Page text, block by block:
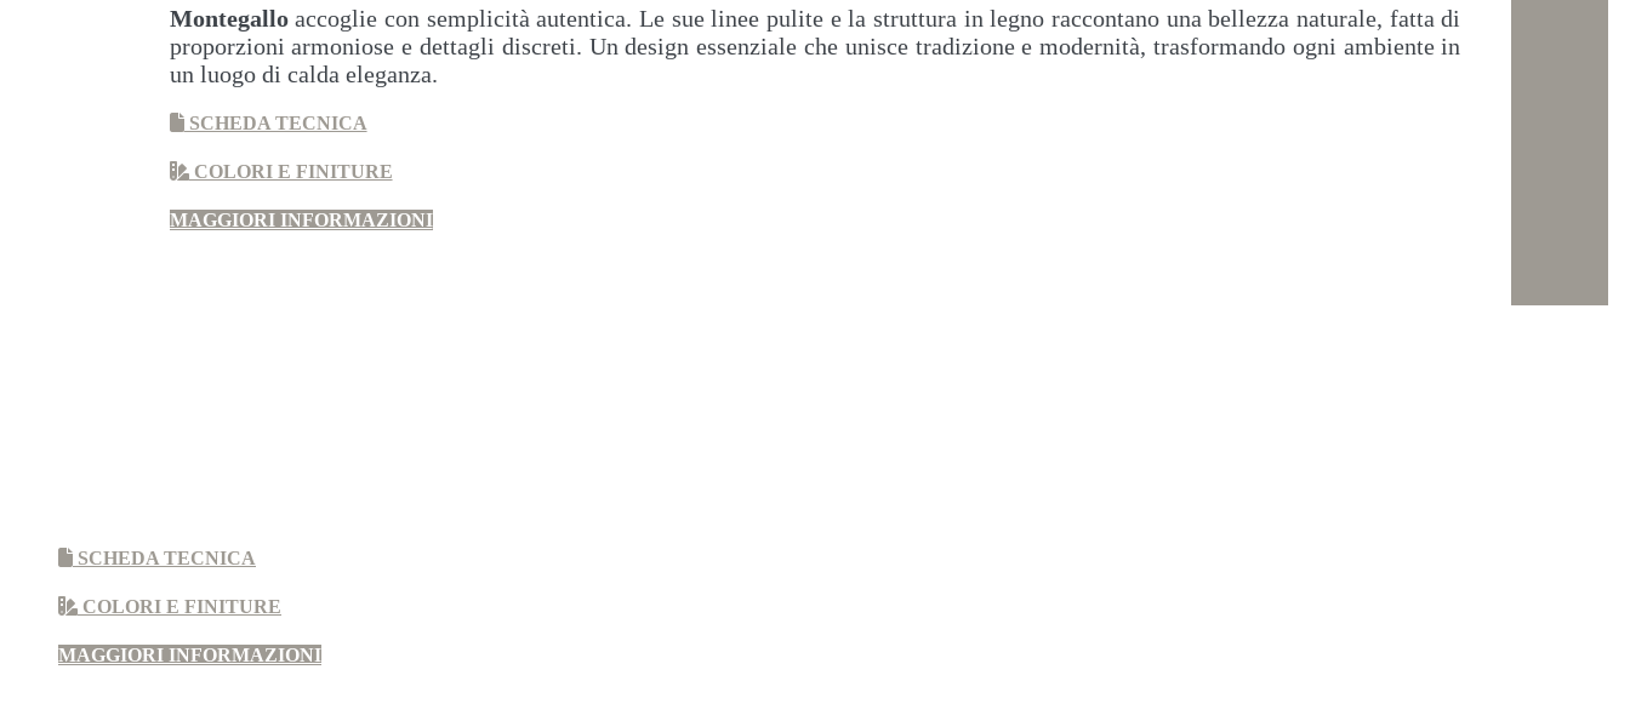
Montegalloaccoglie con semplicità autentica. Le sue linee pulite e la struttura in legno raccontano una bellezza naturale, fatta di
proporzioni armoniose e dettagli discreti. Un design essenziale che unisce tradizione e modernità, trasformando ogni ambiente in
un luogo di calda eleganza.
SCHEDA TECNICA
COLORI E FINITURE
MAGGIORI INFORMAZIONI
SCHEDA TECNICA
COLORI E FINITURE
MAGGIORI INFORMAZIONI